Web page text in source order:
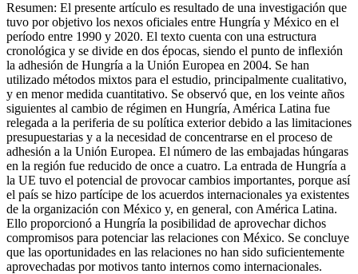
Resumen: El presente artículo es resultado de una investigación que
tuvo por objetivo los nexos oficiales entre Hungría y México en el
período entre 1990 y 2020. El texto cuenta con una estructura
cronológica y se divide en dos épocas, siendo el punto de inflexión
la adhesión de Hungría a la Unión Europea en 2004. Se han
utilizado métodos mixtos para el estudio, principalmente cualitativo,
y en menor medida cuantitativo. Se observó que, en los veinte años
siguientes al cambio de régimen en Hungría, América Latina fue
relegada a la periferia de su política exterior debido a las limitaciones
presupuestarias y a la necesidad de concentrarse en el proceso de
adhesión a la Unión Europea. El número de las embajadas húngaras
en la región fue reducido de once a cuatro. La entrada de Hungría a
la UE tuvo el potencial de provocar cambios importantes, porque así
el país se hizo partícipe de los acuerdos internacionales ya existentes
de la organización con México y, en general, con América Latina.
Ello proporcionó a Hungría la posibilidad de aprovechar dichos
compromisos para potenciar las relaciones con México. Se concluye
que las oportunidades en las relaciones no han sido suficientemente
aprovechadas por motivos tanto internos como internacionales.